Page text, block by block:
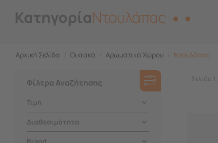
ΚατηγορίαΝτουλάπας
Αρχική Σελίδα Οικιακά Αρωματικά Χώρου Ντουλάπας
Φίλτρα Αναζήτησης
Τιμή
Διαθεσιμότητα
Σελίδα